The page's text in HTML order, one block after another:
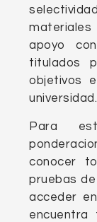
apoyo
titulados
objetivos
universidad.
Para
conocer
pruebas
acceder
encuentra